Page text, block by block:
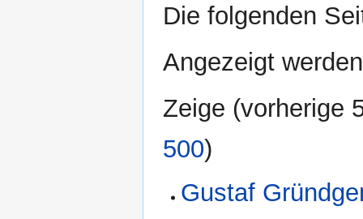
Die folgenden
Angezeigt
Zeige (vorherige
500)
Gustaf